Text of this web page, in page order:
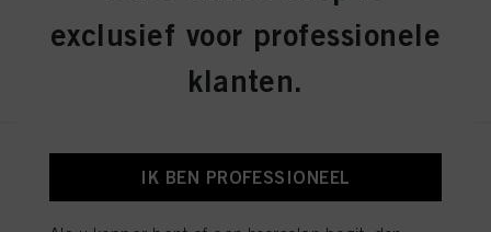
REGISTEREN EN KOPEN
Blonde Cendré Violet 60ml
exclusief voor professionele
klanten.
IK BEN PROFESSIONEEL